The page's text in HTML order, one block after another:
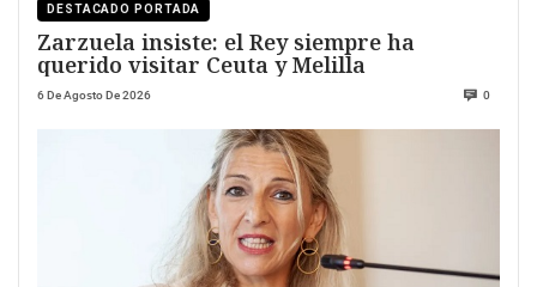
DESTACADO PORTADA
Zarzuela insiste: el Rey siempre ha
querido visitar Ceuta y Melilla
6 De Agosto De 2026 0